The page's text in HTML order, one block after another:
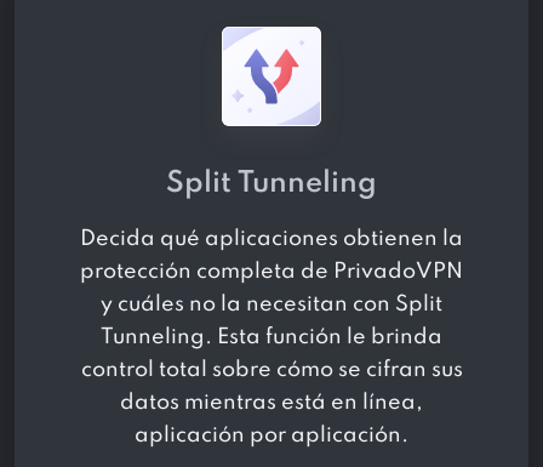
Split Tunneling
Decida qué aplicaciones obtienen la
protección completa de PrivadoVPN
y cuáles no la necesitan con Split
Tunneling. Esta función le brinda
control total sobre cómo se cifran sus
datos mientras está en línea,
aplicación por aplicación.